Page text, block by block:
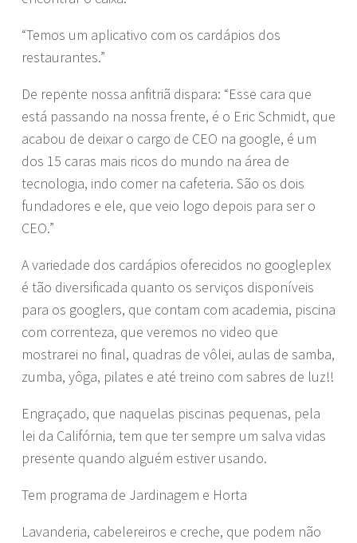
“Temos um aplicativo com os cardápios dos
restaurantes.”
De repente nossa anfitriã dispara: “Esse cara que
está passando na nossa frente, é o Eric Schmidt, que
acabou de deixar o cargo de CEO na google, é um
dos 15 caras mais ricos do mundo na área de
tecnologia, indo comer na cafeteria. São os dois
fundadores e ele, que veio logo depois para ser o
CEO.”
A variedade dos cardápios oferecidos no googleplex
é tão diversificada quanto os serviços disponíveis
para os googlers, que contam com academia, piscina
com correnteza, que veremos no video que
mostrarei no final, quadras de vôlei, aulas de samba,
zumba, yôga, pilates e até treino com sabres de luz!!
Engraçado, que naquelas piscinas pequenas, pela
lei da Califórnia, tem que ter sempre um salva vidas
presente quando alguém estiver usando.
Tem programa de Jardinagem e Horta
Lavanderia, cabelereiros e creche, que podem não